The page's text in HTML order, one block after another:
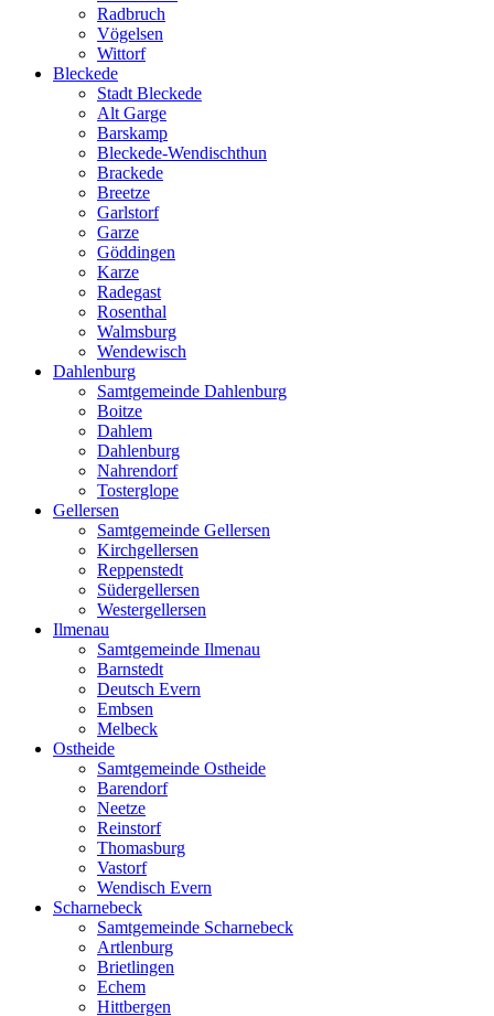
Radbruch
Vögelsen
Wittorf
Bleckede
Stadt Bleckede
Alt Garge
Barskamp
Bleckede-Wendischthun
Brackede
Breetze
Garlstorf
Garze
Göddingen
Karze
Radegast
Rosenthal
Walmsburg
Wendewisch
Dahlenburg
Samtgemeinde Dahlenburg
Boitze
Dahlem
Dahlenburg
Nahrendorf
Tosterglope
Gellersen
Samtgemeinde Gellersen
Kirchgellersen
Reppenstedt
Südergellersen
Westergellersen
Ilmenau
Samtgemeinde Ilmenau
Barnstedt
Deutsch Evern
Embsen
Melbeck
Ostheide
Samtgemeinde Ostheide
Barendorf
Neetze
Reinstorf
Thomasburg
Vastorf
Wendisch Evern
Scharnebeck
Samtgemeinde Scharnebeck
Artlenburg
Brietlingen
Echem
Hittbergen